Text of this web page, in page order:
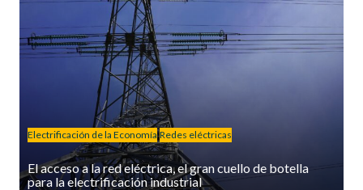
Electrificación de la Economía Redes eléctricas
El acceso a la red eléctrica, el gran cuello de botella
para la electrificación industrial